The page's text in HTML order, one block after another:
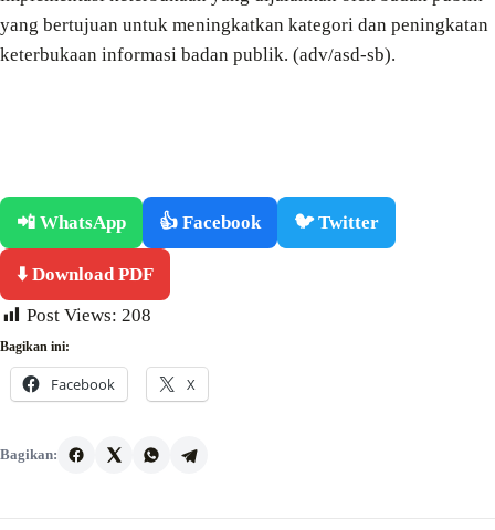
yang bertujuan untuk meningkatkan kategori dan peningkatan
keterbukaan informasi badan publik. (adv/asd-sb).
📲 WhatsApp 👍 Facebook 🐦 Twitter
⬇️ Download PDF
Post Views: 208
Bagikan ini:
Facebook X
Bagikan: